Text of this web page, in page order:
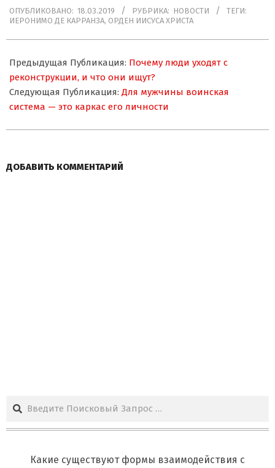
03-
ОПУБЛИКОВАНО: 18.03.2019 РУБРИКА: НОВОСТИ
ТЕГИ:
ИЕРОНИМО ДЕ КАРРАНЗА, ОРДЕН ИИСУСА ХРИСТА
Предыдущая Публикация: Почему люди уходят с
реконструкции, и что они ищут?
Следующая Публикация: Для мужчины воинская
система — это каркас его личности
ДОБАВИТЬ КОММЕНТАРИЙ
Какие существуют формы взаимодействия с